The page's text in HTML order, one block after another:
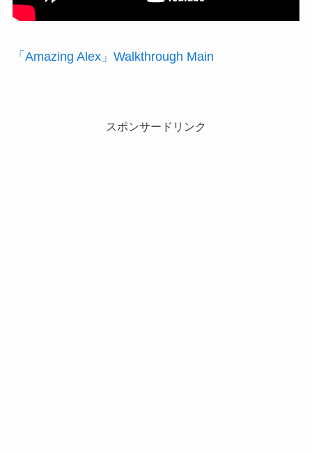
「Amazing Alex」Walkthrough Main
スポンサードリンク